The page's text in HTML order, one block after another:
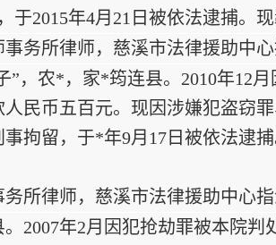
2015年4月21日被依法逮捕。现
务所律师，慈溪市法律援助中心
”，农*，家*筠连县。2010年12
民币五百元。现因涉嫌犯盗窃
拘留，于*年9月17日被依法逮
所律师，慈溪市法律援助中心指
2007年2月因犯抢劫罪被本院判